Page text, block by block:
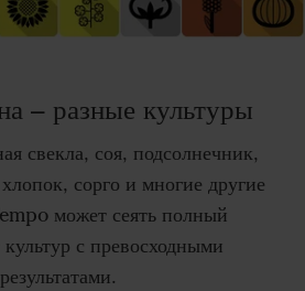
– разные культуры
свекла, соя, подсолнечник,
сорго и многие другие
может сеять полный
культур с превосходными
результатами.